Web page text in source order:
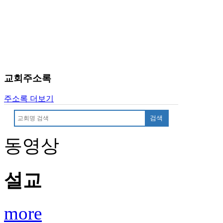
코
아
신
규
제
휴
트
교회주소록
주소록 더보기
검색
동영상
설교
more